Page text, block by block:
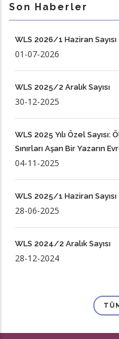
Son Haberler
WLS 2026/1 Haziran Sayısı
01-07-2026
WLS 2025/2 Aralık Sayısı
30-12-2025
WLS 2025 Yılı Özel Sayısı:
Sınırları Aşan Bir Yazarın
04-11-2025
WLS 2025/1 Haziran Sayısı
28-06-2025
WLS 2024/2 Aralık Sayısı
28-12-2024